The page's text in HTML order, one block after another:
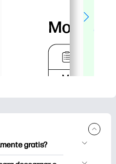
gratis?
de 2.500